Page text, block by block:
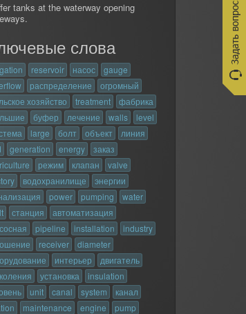
tanks at the waterway opening
слова
reservoir насос
gauge
распределение
огромный
хозяйство
treatment
фабрика
буфер лечение walls
level
large болт объект
линия
generation energy
заказ
режим клапан
valve
водохранилище
энергии
power pumping
water
станция
автоматизация
pipeline installation
industry
receiver
diameter
интерьер
двигатель
установка
insulation
unit canal system
канал
maintenance engine
pump